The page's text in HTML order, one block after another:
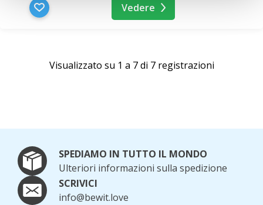
Vedere
Visualizzato su 1 a 7 di 7 registrazioni
SPEDIAMO IN TUTTO IL MONDO
Ulteriori informazioni sulla spedizione
SCRIVICI
info@bewit.love